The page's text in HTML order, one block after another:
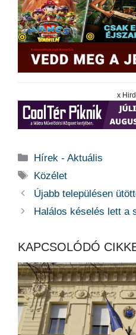
x
Kategória
Hírek - Aktuális
Címkék
Közélet
Újabb településen
Halálos késelés lett a
KAPCSOLÓDÓ